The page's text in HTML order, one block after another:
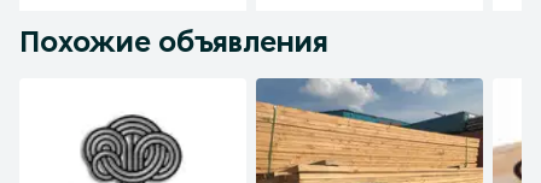
Похожие объявления